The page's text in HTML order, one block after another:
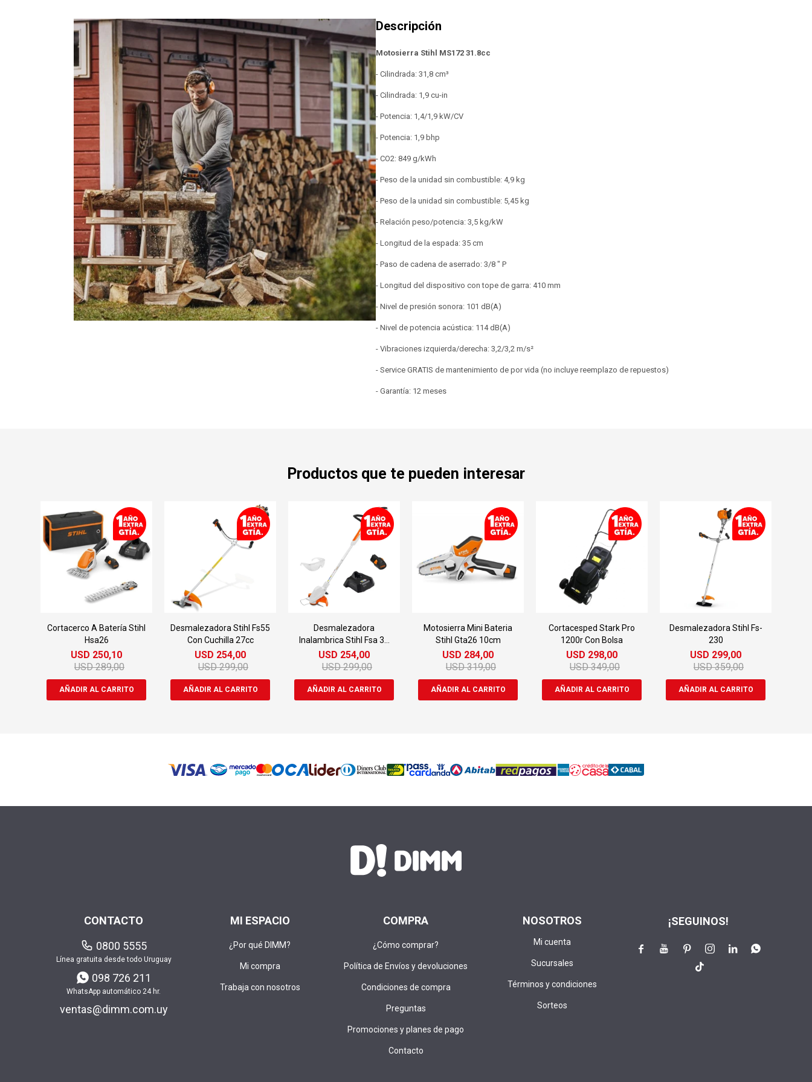
Motosierra Stihl MS172 31.8cc
- Cilindrada: 31,8 cm³
- Cilindrada: 1,9 cu-in
- Potencia: 1,4/1,9 kW/CV
- Potencia: 1,9 bhp
- CO2: 849 g/kWh
- Peso de la unidad sin combustible: 4,9 kg
- Peso de la unidad sin combustible: 5,45 kg
- Relación peso/potencia: 3,5 kg/kW
- Longitud de la espada: 35 cm
- Paso de cadena de aserrado: 3/8 " P
- Longitud del dispositivo con tope de garra: 410 mm
- Nivel de presión sonora: 101 dB(A)
- Nivel de potencia acústica: 114 dB(A)
- Vibraciones izquierda/derecha: 3,2/3,2 m/s²
- Service GRATIS de mantenimiento de por vida (no incluye reemplazo de repuestos)
- Garantía: 12 meses
Productos que te pueden interesar
Cortacerco A Batería Stihl
Hsa26
USD 250,10
USD 289,00
Desmalezadora Stihl Fs55
Con Cuchilla 27cc
USD 254,00
USD 299,00
Desmalezadora
Inalambrica Stihl Fsa 30
Bateria Cargador
USD 254,00
USD 299,00
Motosierra Mini Bateria
Stihl Gta26 10cm
USD 284,00
USD 319,00
Cortacesped Stark Pro
1200r Con Bolsa
USD 298,00
USD 349,00
Desmalezadora Stihl Fs-
230
USD 299,00
USD 359,00
MI ESPACIO
¿Por qué DIMM?
Mi compra
Trabaja con nosotros
COMPRA
¿Cómo comprar?
Política de Envíos y devoluciones
Condiciones de compra
Preguntas
Promociones y planes de pago
Contacto
NOSOTROS
Mi cuenta
Sucursales
Términos y condiciones
Sorteos
CONTACTO
0800 5555
Línea gratuita desde todo Uruguay
098 726 211
WhatsApp automático 24 hr.
ventas@dimm.com.uy
¡SEGUINOS!
    

